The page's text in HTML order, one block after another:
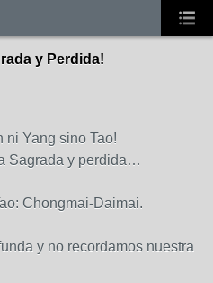
y Perdida!
ni Yang sino Tao!
Sagrada y perdida…
Chongmai-Daimai.
y no recordamos nuestra